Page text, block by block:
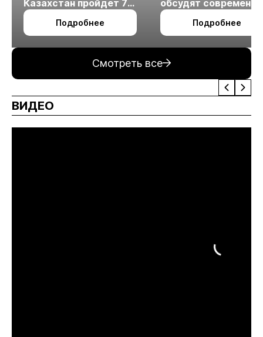
Казахстан пройдет 7
октября в Алматы
Подробнее
обсудят
технологии
измельчения
Подробнее
Смотреть все
ВИДЕО